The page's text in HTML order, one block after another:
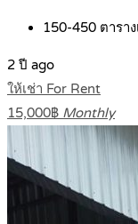
150-450 ตารา
2 ปี ago
ให้เช่า For Rent
15,000฿ Monthly